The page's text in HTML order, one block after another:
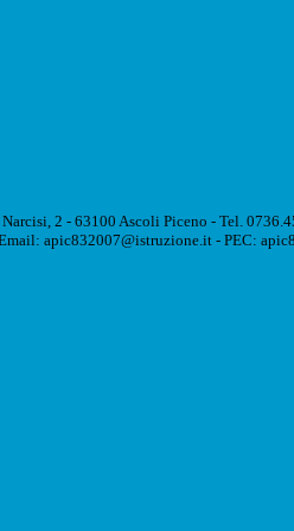
2 - 63100 Ascoli Piceno - Tel.
apic832007@istruzione.it - PEC: